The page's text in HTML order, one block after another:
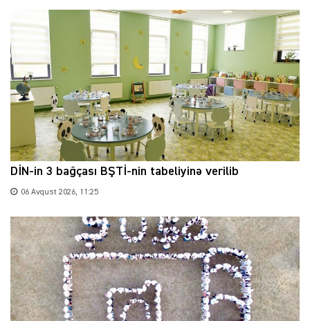
DİN-in 3 bağçası BŞTİ-nin tabeliyinə verilib
06 Avqust 2026, 11:25